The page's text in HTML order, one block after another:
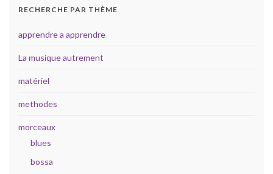
RECHERCHE PAR THÈME
apprendre a apprendre
La musique autrement
matériel
methodes
morceaux
blues
bossa